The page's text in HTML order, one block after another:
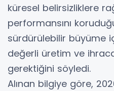
küresel belirsizliklere
performansını
sürdürülebilir büyüme
değerli üretim ve
gerektiğini söyledi.
Alınan bilgiye göre,